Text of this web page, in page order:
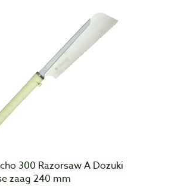
300 Razorsaw A Dozuki
zaag 240 mm